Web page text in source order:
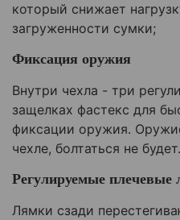
который снижает
загруженности сумки;
Фиксация оружия
Внутри чехла - три
защелках фастекс для
фиксации оружия.
чехле, болтаться не будет.
Регулируемые плечевые
Лямки сзади